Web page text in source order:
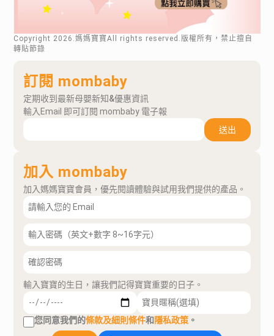
Copyright 2026 .媽媽寶寶All rights reserved.版權所有，禁止擅自
轉貼節錄
訂閱 mombaby
定期收到最新母嬰新知&優惠資訊
輸入Email 即可訂閱 mombaby 電子報
送出
加入 mombaby
加入媽媽寶寶會員，優先閱讀體驗與試用我們提供的產品。
輸入寶寶的生日，讓我們記得寶寶重要的日子。
您同意我們的條款及細則條件和隱私政策 。